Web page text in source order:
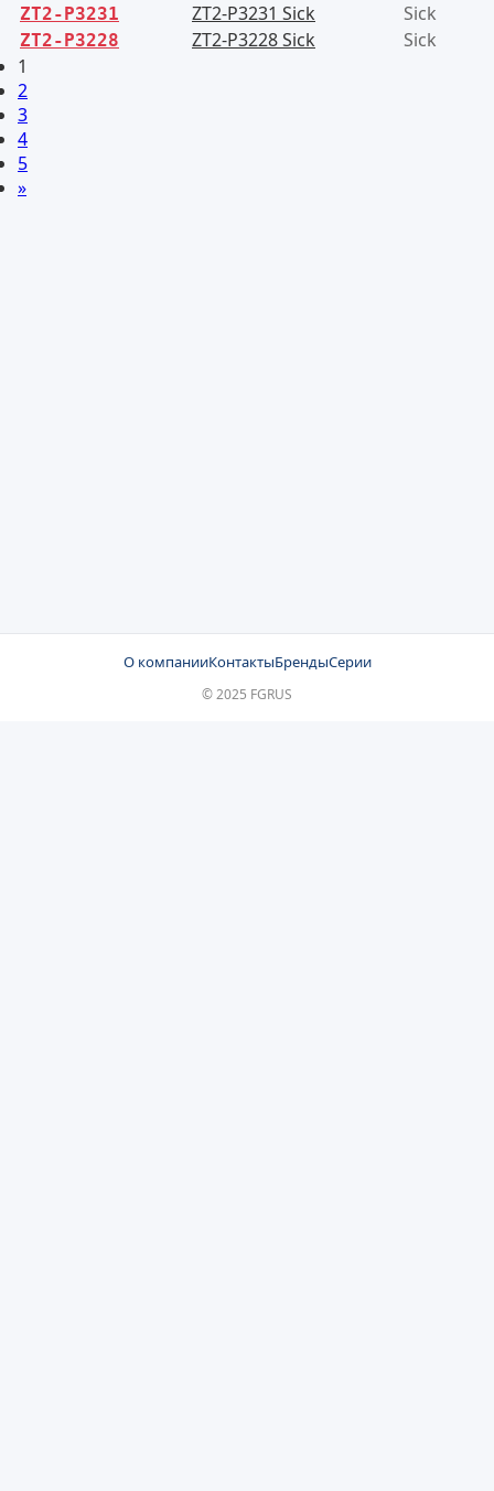
ZT2-P3231 ZT2-P3231 Sick Sick
ZT2-P3228 ZT2-P3228 Sick
Sick
1
2
3
4
5
»
О компанииКонтактыБрендыСерии
© 2025 FGRUS